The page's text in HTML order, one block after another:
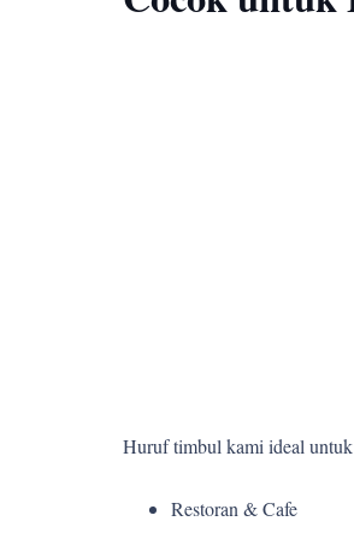
Huruf timbul kami ideal
Restoran & Cafe